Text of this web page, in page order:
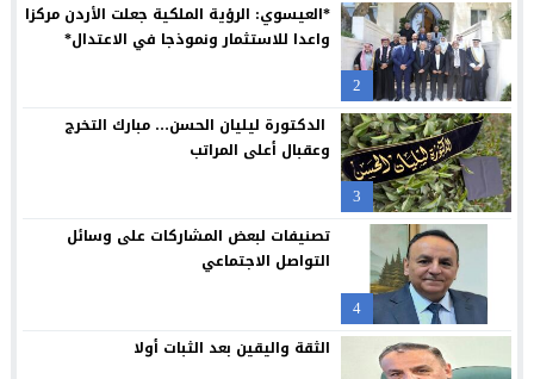
11:51 كلية الحقوق في جامعة الزيتونة الأردنية تنظم لقاءً تعريفياً
11:47 جامعة الزيتونة الأردنية تشارك في ماستر كلاس حول الملكية
11:43 جامعة الزيتونة الأردنية تستضيف جلسة معرفية حول توظيف
2
*العيسوي: الرؤية الملكية جعلت الأردن مركزا
واعدا للاستثمار ونموذجا في الاعتدال*
3
الدكتورة ليليان الحسن… مبارك التخرج
وعقبال أعلى المراتب
4
تصنيفات لبعض المشاركات على وسائل
التواصل الاجتماعي
الثقة واليقين بعد الثبات أولا